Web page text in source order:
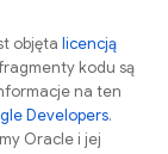
objęta licencją
kodu są
na ten
Developers.
Oracle i jej